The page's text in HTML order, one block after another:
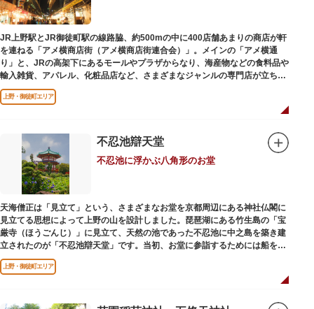
かさと懐かしさを併せ持つレトロなアトラクションや雰囲気で人気のスポッ
トとなっています。幼児（0歳～4歳）は入園とのりもの料が無料で、年齢や
身長制限の無いアトラクションもあり、子どもの遊園地デビューにもぴった
りです。
JR上野駅とJR御徒町駅の線路脇、約500mの中に400店舗あまりの商店が軒
を連ねる「アメ横商店街（アメ横商店街連合会）」。メインの「アメ横通
り」と、JRの高架下にあるモールやプラザからなり、海産物などの食料品や
輸入雑貨、アパレル、化粧品店など、さまざまなジャンルの専門店が立ち並
んでいます。活気ある呼び込みが飛び交うなかで、店員さんとの会話も楽し
みながら目玉商品や特価品を探せるのが魅力のひとつ。年末の叩き売りは風
アメ横のはじまりは、物資が底をついた第二次世界大戦後にできた闇市。多
くの闇市が的屋の仕切りであったのに対して、アメ横は満州からの復員兵が
共同体となり連合会を結成。出店を統制し、商店街が形成されました。
当時、JR上野駅のすぐ南に発生した闇市は、飴を販売する屋台があったこと
から「アメヤ横丁（飴屋通り）」と呼ばれるように。反対側のJR御徒町付近
には、アメリカ進駐軍の放出物資を販売する店ができたので「アメリカ横丁
（アメリカ通り）」と呼ばれるようになりました。この2つのエリアが統合
され、今の「アメ横」になったと言われています。
上野・御徒町エリア
不忍池辯天堂
不忍池に浮かぶ八角形のお堂
天海僧正は「見立て」という、さまざまなお堂を京都周辺にある神社仏閣に
見立てる思想によって上野の山を設計しました。琵琶湖にある竹生島の「宝
厳寺（ほうごんじ）」に見立て、天然の池であった不忍池に中之島を築き建
立されたのが「不忍池辯天堂」です。当初、お堂に参詣するためには船を使
用していましたが、参詣者が増えたことから橋がかけられました。不忍池の
どこからでも参拝できるように、八角形の建物になったと言われ、7月から8
上野・御徒町エリア